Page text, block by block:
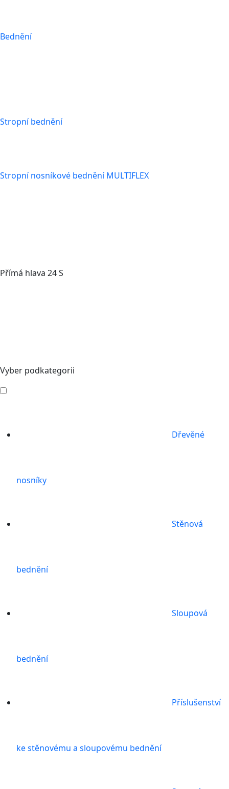
Bednění
Stropní bednění
Stropní nosníkové bednění MULTIFLEX
Přímá hlava 24 S
Vyber podkategorii
Dřevěné
nosníky
Stěnová
bednění
Sloupová
bednění
Příslušenství
ke stěnovému a sloupovému bednění